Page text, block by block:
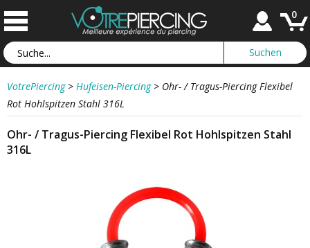
0
VotrePiercing > Hufeisen-Piercing > Ohr- / Tragus-Piercing Flexibel
Rot Hohlspitzen Stahl 316L
Ohr- / Tragus-Piercing Flexibel Rot Hohlspitzen Stahl
316L